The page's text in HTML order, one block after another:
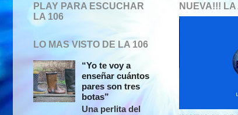
NUEVA!!!
PLAY PARA ESCUCHAR
LA 106
LO MAS VISTO DE LA 106
“Yo te voy a
enseñar cuántos
pares son tres
botas”
Una perlita del